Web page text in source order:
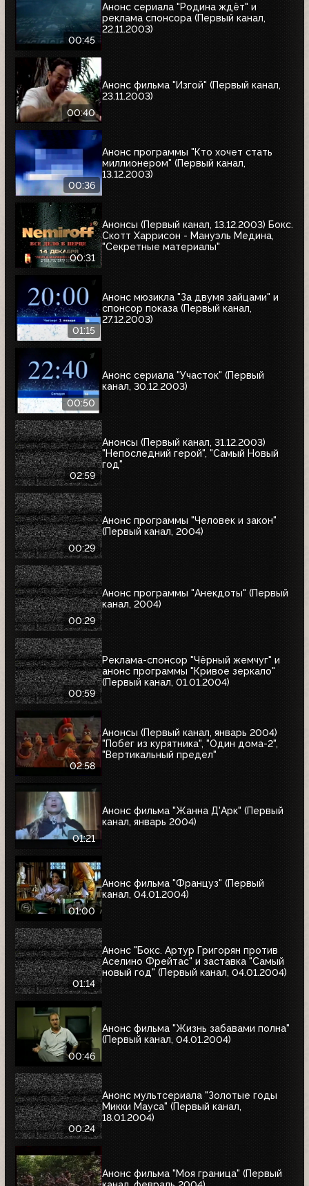
00:45
Анонс сериала "Родина ждёт" и
реклама спонсора (Первый канал,
22.11.2003)
00:40
Анонс фильма "Изгой" (Первый канал,
23.11.2003)
00:36
Анонс программы "Кто хочет стать
миллионером" (Первый канал,
13.12.2003)
00:31
Анонсы (Первый канал, 13.12.2003) Бокс.
Скотт Харрисон - Мануэль Медина,
"Секретные материалы"
01:15
Анонс мюзикла "За двумя зайцами" и
спонсор показа (Первый канал,
27.12.2003)
00:50
Анонс сериала "Участок" (Первый
канал, 30.12.2003)
02:59
Анонсы (Первый канал, 31.12.2003)
"Непоследний герой", "Самый Новый
год"
00:29
Анонс программы "Человек и закон"
(Первый канал, 2004)
00:29
Анонс программы "Анекдоты" (Первый
канал, 2004)
00:59
Реклама-спонсор "Чёрный жемчуг" и
анонс программы "Кривое зеркало"
(Первый канал, 01.01.2004)
02:58
Анонсы (Первый канал, январь 2004)
"Побег из курятника", "Один дома-2",
"Вертикальный предел"
01:21
Анонс фильма "Жанна Д'Арк" (Первый
канал, январь 2004)
01:00
Анонс фильма "Француз" (Первый
канал, 04.01.2004)
01:14
Анонс "Бокс. Артур Григорян против
Аселино Фрейтас" и заставка "Самый
новый год" (Первый канал, 04.01.2004)
00:46
Анонс фильма "Жизнь забавами полна"
(Первый канал, 04.01.2004)
00:24
Анонс мультсериала "Золотые годы
Микки Мауса" (Первый канал,
18.01.2004)
Анонс фильма "Моя граница" (Первый